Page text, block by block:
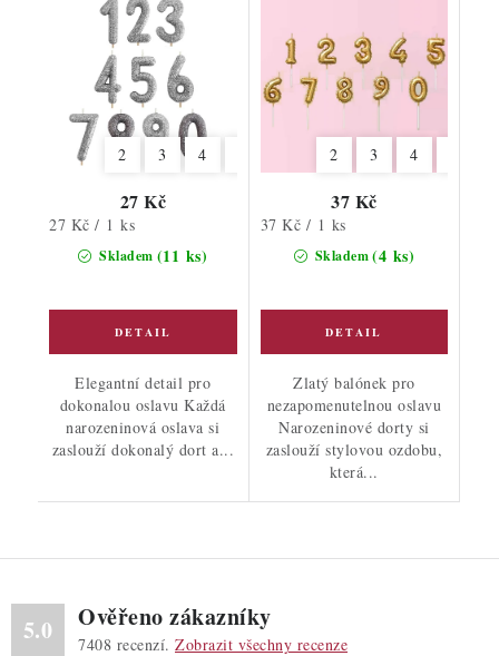
2 3 4
Skladem (11 ks)
27 Kč
Měrná
cena:
27 Kč / 1 ks
Elegantní detail pro
dokonalou oslavu Každá
narozeninová oslava si
zaslouží dokonalý dort a...
2 3 4
Skladem(4 ks)
37 Kč
Měrná
37 Kč / 1 ks
Zlatý balónek pro
nezapomenutelnou oslavu
Narozeninové dorty si
zaslouží stylovou ozdobu,
která...
5.0 Ověřeno zákazníky
7408 recenzí. Zobrazit všechny recenze